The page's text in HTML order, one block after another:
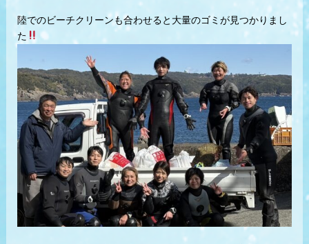
陸でのビーチクリーンも合わせると大量のゴミが見つかりまし
た